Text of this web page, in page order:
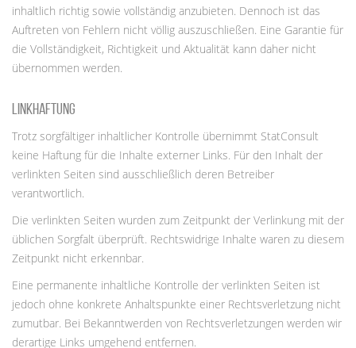
inhaltlich richtig sowie vollständig anzubieten. Dennoch ist das
Auftreten von Fehlern nicht völlig auszuschließen. Eine Garantie für
die Vollständigkeit, Richtigkeit und Aktualität kann daher nicht
übernommen werden.
Linkhaftung
Trotz sorgfältiger inhaltlicher Kontrolle übernimmt StatConsult
keine Haftung für die Inhalte externer Links. Für den Inhalt der
verlinkten Seiten sind ausschließlich deren Betreiber
verantwortlich.
Die verlinkten Seiten wurden zum Zeitpunkt der Verlinkung mit der
üblichen Sorgfalt überprüft. Rechtswidrige Inhalte waren zu diesem
Zeitpunkt nicht erkennbar.
Eine permanente inhaltliche Kontrolle der verlinkten Seiten ist
jedoch ohne konkrete Anhaltspunkte einer Rechtsverletzung nicht
zumutbar. Bei Bekanntwerden von Rechtsverletzungen werden wir
derartige Links umgehend entfernen.